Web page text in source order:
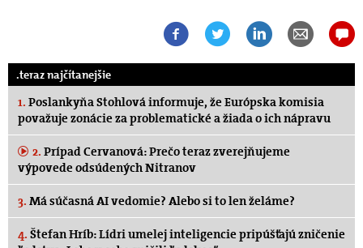
.teraz najčítanejšie
1. Poslankyňa Stohlová informuje, že Európska komisia
považuje zonácie za problematické a žiada o ich nápravu
2. Prípad Cervanová: Prečo teraz zverejňujeme
výpovede odsúdených Nitranov
3. Má súčasná AI vedomie? Alebo si to len želáme?
4. Štefan Hríb: Lídri umelej inteligencie pripúšťajú zničenie